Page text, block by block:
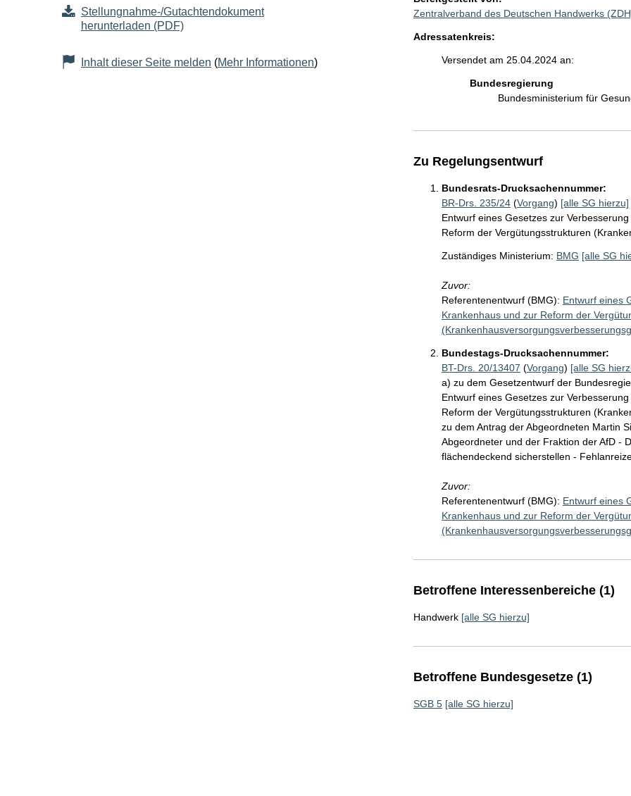
Stellungnahme-/Gutachtendokument
herunterladen (PDF)
Inhalt dieser Seite melden (Mehr Informationen)
Zentralverband des Deutschen Handwerks
Adressatenkreis:
Versendet am 25.04.2024 an:
Bundesregierung
Bundesministerium für
Zu Regelungsentwurf
Bundesrats-Drucksachennummer:
BR-Drs. 235/24(Vorgang) [alle SG hierzu]
Entwurf eines Gesetzes zur
Reform der Vergütungsstrukturen
Zuständiges Ministerium: BMG [alle SG
Zuvor:
Referentenentwurf (BMG): Entwurf eines
Krankenhaus und zur Reform der
Bundestags-Drucksachennummer:
BT-Drs. 20/13407 (Vorgang) [alle SG
a) zu dem Gesetzentwurf der
Entwurf eines Gesetzes zur
Reform der Vergütungsstrukturen
zu dem Antrag der Abgeordneten Martin
Abgeordneter und der Fraktion der AfD -
flächendeckend sicherstellen -
Zuvor:
Referentenentwurf (BMG): Entwurf eines
Krankenhaus und zur Reform der
Betroffene Interessenbereiche (1)
Handwerk [alle SG hierzu]
Betroffene Bundesgesetze (1)
SGB 5 [alle SG hierzu]